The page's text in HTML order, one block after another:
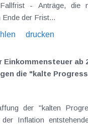
- Anträge, die
der Frist...
drucken
ab
die "kalte
der "kalten
Inflation